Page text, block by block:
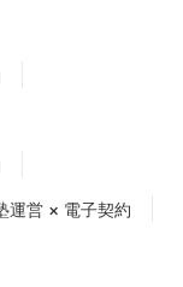
運営 × 電子契約